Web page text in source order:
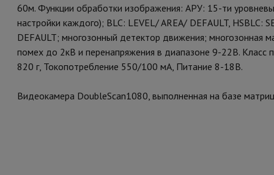
60м. Функции обработки изображения: АРУ: 15-ти
настройки каждого); BLC: LEVEL/ AREA/ DEFAULT, HSBLC:
DEFAULT; многозонный детектор движения; многозонная
помех до 2кВ и перенапряжения в диапазоне 9-22В.
820 г, Токопотребление 550/100 мА, Питание 8-18В.
Видеокамера DoubleScan1080, выполненная на базе